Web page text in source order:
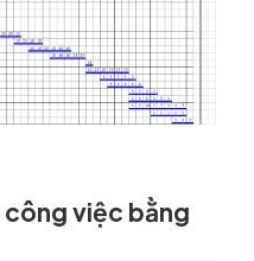
công việc bằng